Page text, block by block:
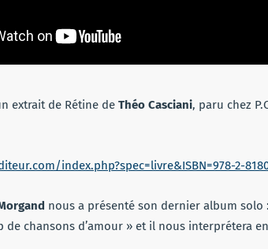
extrait de Rétine de Théo Casciani, paru chez
index.php?spec=livre&ISBN=978-2-
nous a présenté son dernier album solo
de chansons d’amour » et il nous interprétera